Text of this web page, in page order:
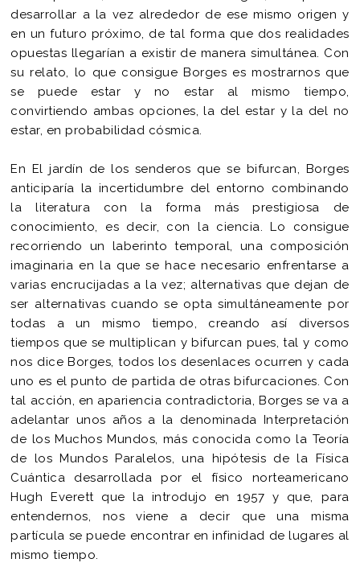
desarrollar a la vez alrededor de ese mismo origen y
en un futuro próximo, de tal forma que dos realidades
opuestas llegarían a existir de manera simultánea. Con
su relato, lo que consigue Borges es mostrarnos que
se puede estar y no estar al mismo tiempo,
convirtiendo ambas opciones, la del estar y la del no
estar, en probabilidad cósmica.
En El jardín de los senderos que se bifurcan, Borges
anticiparía la incertidumbre del entorno combinando
la literatura con la forma más prestigiosa de
conocimiento, es decir, con la ciencia. Lo consigue
recorriendo un laberinto temporal, una composición
imaginaria en la que se hace necesario enfrentarse a
varias encrucijadas a la vez; alternativas que dejan de
ser alternativas cuando se opta simultáneamente por
todas a un mismo tiempo, creando así diversos
tiempos que se multiplican y bifurcan pues, tal y como
nos dice Borges, todos los desenlaces ocurren y cada
uno es el punto de partida de otras bifurcaciones. Con
tal acción, en apariencia contradictoria, Borges se va a
adelantar unos años a la denominada Interpretación
de los Muchos Mundos, más conocida como la Teoría
de los Mundos Paralelos, una hipótesis de la Física
Cuántica desarrollada por el físico norteamericano
Hugh Everett que la introdujo en 1957 y que, para
entendernos, nos viene a decir que una misma
partícula se puede encontrar en infinidad de lugares al
mismo tiempo.